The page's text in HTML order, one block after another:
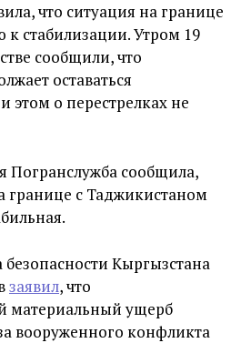
что ситуация на границе
стабилизации. Утром 19
сообщили, что
оставаться
этом о перестрелках не
Погранслужба сообщила,
границе с Таджикистаном
безопасности Кыргызстана
заявил, что
материальный ущерб
вооруженного конфликта